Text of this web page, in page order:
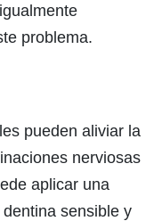
problema.
pueden aliviar la
nerviosas
aplicar una
sensible y